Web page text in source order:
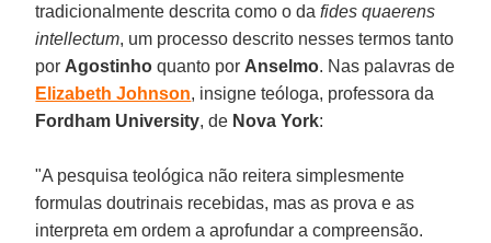
tradicionalmente descrita como o dafides quaerens
intellectum, um processo descrito nesses termos tanto
por Agostinhoquanto por Anselmo. Nas palavras de
Elizabeth Johnson, insigne teóloga, professora da
Fordham University, de Nova York:
"A pesquisa teológica não reitera simplesmente
formulas doutrinais recebidas, mas as prova e as
interpreta em ordem a aprofundar a compreensão.